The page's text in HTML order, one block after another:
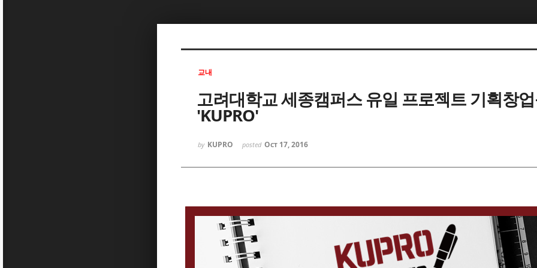
교내
고려대학교 세종캠퍼스 유일 프로젝트 기획창
'KUPRO'
by KUPRO posted Oct 17, 2016
Sketchbook5, 스케치북5
Sketchbook5, 스케치북5